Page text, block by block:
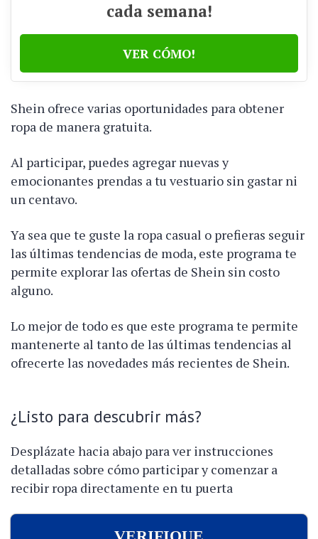
cada semana!
VER CÓMO!
Shein ofrece varias oportunidades para obtener
ropa de manera gratuita.
Al participar, puedes agregar nuevas y
emocionantes prendas a tu vestuario sin gastar ni
un centavo.
Ya sea que te guste la ropa casual o prefieras seguir
las últimas tendencias de moda, este programa te
permite explorar las ofertas de Shein sin costo
alguno.
Lo mejor de todo es que este programa te permite
mantenerte al tanto de las últimas tendencias al
ofrecerte las novedades más recientes de Shein.
¿Listo para descubrir más?
Desplázate hacia abajo para ver instrucciones
detalladas sobre cómo participar y comenzar a
recibir ropa directamente en tu puerta